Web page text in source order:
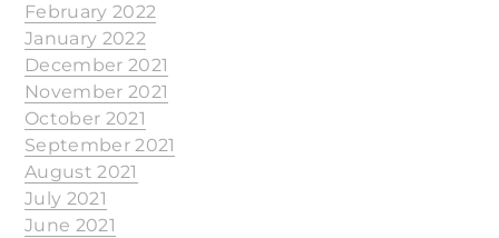
February 2022
January 2022
December 2021
November 2021
October 2021
September 2021
August 2021
July 2021
June 2021